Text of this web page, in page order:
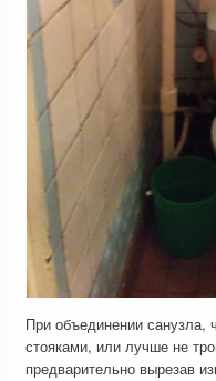
При объединении санузла,
стояками, или лучше не
предварительно вырезав